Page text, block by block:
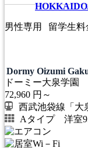
男性専用 留学生料
Dormy Oizumi
ドーミー大泉学園
72,960 円～
西武池袋線「大
Aタイプ 洋室